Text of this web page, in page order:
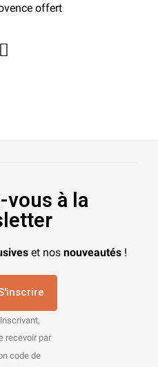
offert
vous à la
et nos nouveautés !
recevoir par
code de